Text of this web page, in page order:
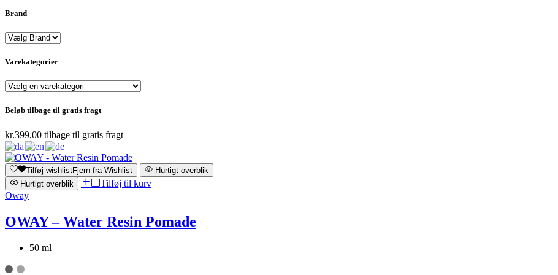
Brand
Varekategorier
Beløb tilbage til gratis fragt
kr.399,00 tilbage til gratis fragt
Tilføj wishlistFjern fra Wishlist
Hurtigt overblik
Hurtigt overblik
Tilføj til kurv
Oway
OWAY – Water Resin Pomade
50 ml